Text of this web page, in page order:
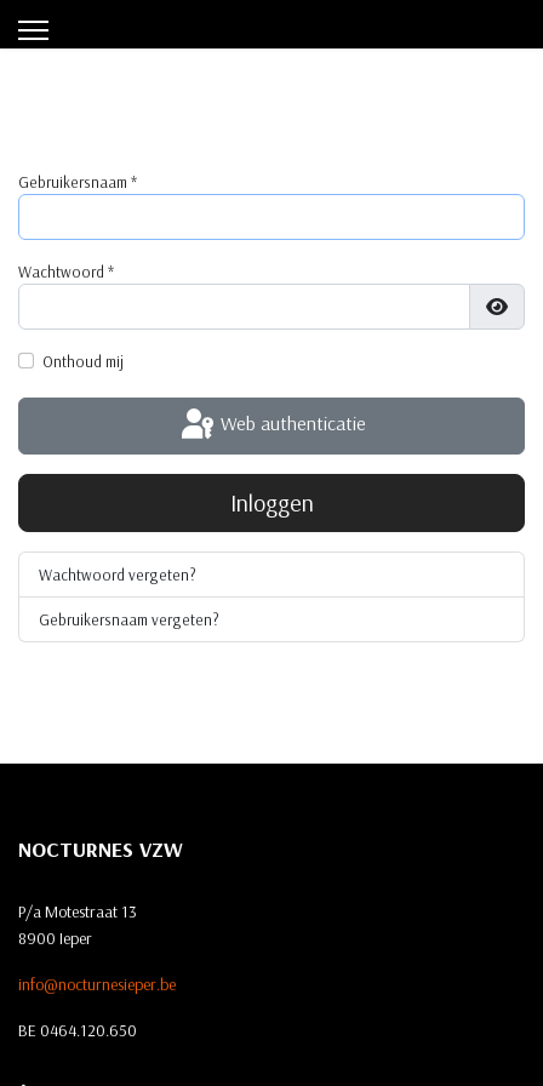
Gebruikersnaam *
Wachtwoord *
Toon
Onthoud mij
Web authenticatie
Inloggen
Wachtwoord vergeten?
Gebruikersnaam vergeten?
NOCTURNES VZW
P/a Motestraat 13
8900 Ieper
info@nocturnesieper.be
BE 0464.120.650